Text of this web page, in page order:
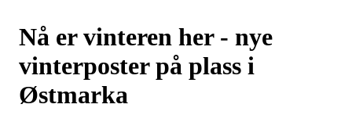
Nå er vinteren her - nye
vinterposter på plass i
Østmarka